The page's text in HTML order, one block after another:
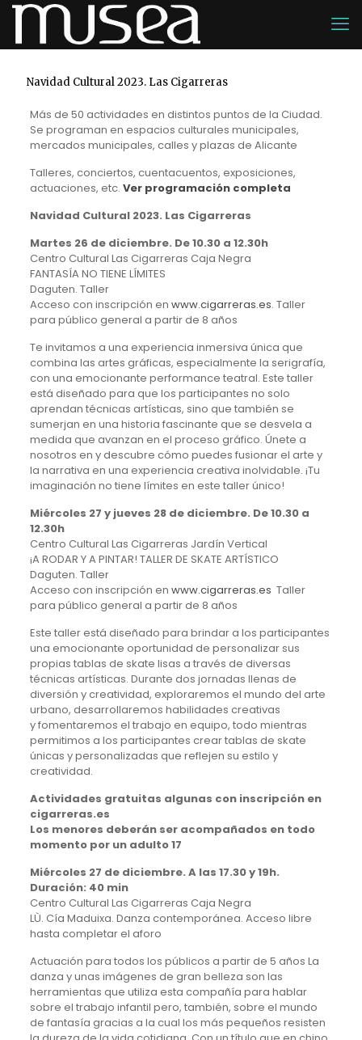
Navidad Cultural 2023. Las Cigarreras
Más de 50 actividades en distintos puntos de la Ciudad.
Se programan en espacios culturales municipales,
mercados municipales, calles y plazas de Alicante
Talleres, conciertos, cuentacuentos, exposiciones,
actuaciones, etc. Ver programación completa
Navidad Cultural 2023. Las Cigarreras
Martes 26 de diciembre. De 10.30 a 12.30h
Centro Cultural Las Cigarreras Caja Negra
FANTASÍA NO TIENE LÍMITES
Daguten. Taller
Acceso con inscripción en www.cigarreras.es. Taller
para público general a partir de 8 años
Te invitamos a una experiencia inmersiva única que
combina las artes gráficas, especialmente la serigrafía,
con una emocionante performance teatral. Este taller
está diseñado para que los participantes no solo
aprendan técnicas artísticas, sino que también se
sumerjan en una historia fascinante que se desvela a
medida que avanzan en el proceso gráfico. Únete a
nosotros en y descubre cómo puedes fusionar el arte y
la narrativa en una experiencia creativa inolvidable. ¡Tu
imaginación no tiene límites en este taller único!
Miércoles 27 y jueves 28 de diciembre. De 10.30 a
12.30h
Centro Cultural Las Cigarreras Jardín Vertical
¡A RODAR Y A PINTAR! TALLER DE SKATE ARTÍSTICO
Daguten. Taller
Acceso con inscripción en www.cigarreras.es Taller
para público general a partir de 8 años
Este taller está diseñado para brindar a los participantes
una emocionante oportunidad de personalizar sus
propias tablas de skate lisas a través de diversas
técnicas artísticas. Durante dos jornadas llenas de
diversión y creatividad, exploraremos el mundo del arte
urbano, desarrollaremos habilidades creativas
y fomentaremos el trabajo en equipo, todo mientras
permitimos a los participantes crear tablas de skate
únicas y personalizadas que reflejen su estilo y
creatividad.
Actividades gratuitas algunas con inscripción en
cigarreras.es
Los menores deberán ser acompañados en todo
momento por un adulto 17
Miércoles 27 de diciembre. A las 17.30 y 19h.
Duración: 40 min
Centro Cultural Las Cigarreras Caja Negra
LÙ. Cía Maduixa. Danza contemporánea. Acceso libre
hasta completar el aforo
Actuación para todos los públicos a partir de 5 años La
danza y unas imágenes de gran belleza son las
herramientas que utiliza esta compañía para hablar
sobre el trabajo infantil pero, también, sobre el mundo
de fantasía gracias a la cual los más pequeños resisten